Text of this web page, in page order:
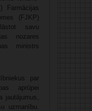
Farmācijas
(FJKP)
savu
nozares
ministrs
par
aprūpei
jautājumus,
uzmanību.